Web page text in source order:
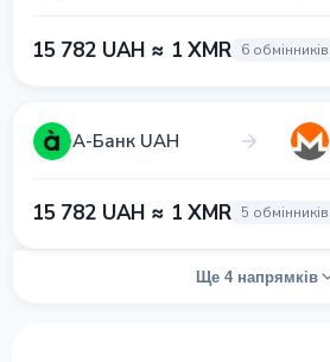
15 782 UAH ≈ 1 XMR 6 обмінників
А-Банк UAH
15 782 UAH ≈ 1 XMR 5 обмінників
Ще 4 напрямків